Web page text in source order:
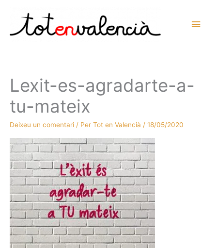
contingut
Lexit-es-agradarte-a-
tu-mateix
Deixeu un comentari / Per Tot en Valencià / 18/05/2020